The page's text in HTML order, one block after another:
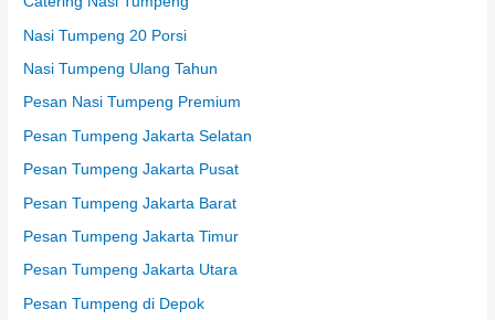
Nasi Tumpeng 20 Porsi
Nasi Tumpeng Ulang Tahun
Pesan Nasi Tumpeng Premium
Pesan Tumpeng Jakarta Selatan
Pesan Tumpeng Jakarta Pusat
Pesan Tumpeng Jakarta Barat
Pesan Tumpeng Jakarta Timur
Pesan Tumpeng Jakarta Utara
Pesan Tumpeng di Depok